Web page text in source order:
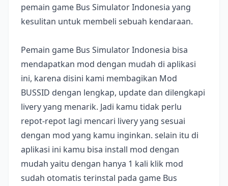
pemain game Bus Simulator Indonesia yang
kesulitan untuk membeli sebuah kendaraan.
Pemain game Bus Simulator Indonesia bisa
mendapatkan mod dengan mudah di aplikasi
ini, karena disini kami membagikan Mod
BUSSID dengan lengkap, update dan dilengkapi
livery yang menarik. Jadi kamu tidak perlu
repot-repot lagi mencari livery yang sesuai
dengan mod yang kamu inginkan. selain itu di
aplikasi ini kamu bisa install mod dengan
mudah yaitu dengan hanya 1 kali klik mod
sudah otomatis terinstal pada game Bus